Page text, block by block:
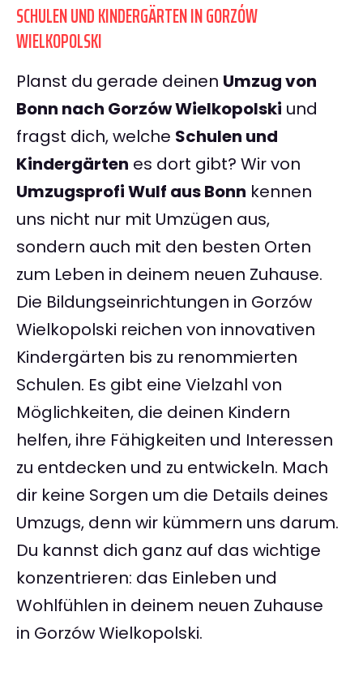
SCHULEN UND KINDERGÄRTEN IN GORZÓW
WIELKOPOLSKI
Planst du gerade deinen Umzug von
Bonn nach Gorzów Wielkopolski und
fragst dich, welche Schulen und
Kindergärten es dort gibt? Wir von
Umzugsprofi Wulf aus Bonn kennen
uns nicht nur mit Umzügen aus,
sondern auch mit den besten Orten
zum Leben in deinem neuen Zuhause.
Die Bildungseinrichtungen in Gorzów
Wielkopolski reichen von innovativen
Kindergärten bis zu renommierten
Schulen. Es gibt eine Vielzahl von
Möglichkeiten, die deinen Kindern
helfen, ihre Fähigkeiten und Interessen
zu entdecken und zu entwickeln. Mach
dir keine Sorgen um die Details deines
Umzugs, denn wir kümmern uns darum.
Du kannst dich ganz auf das wichtige
konzentrieren: das Einleben und
Wohlfühlen in deinem neuen Zuhause
in Gorzów Wielkopolski.